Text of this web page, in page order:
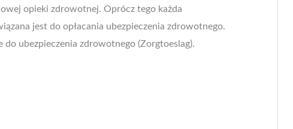
opieki zdrowotnej. Oprócz tego każda
jest do opłacania ubezpieczenia zdrowotnego.
ubezpieczenia zdrowotnego (Zorgtoeslag).